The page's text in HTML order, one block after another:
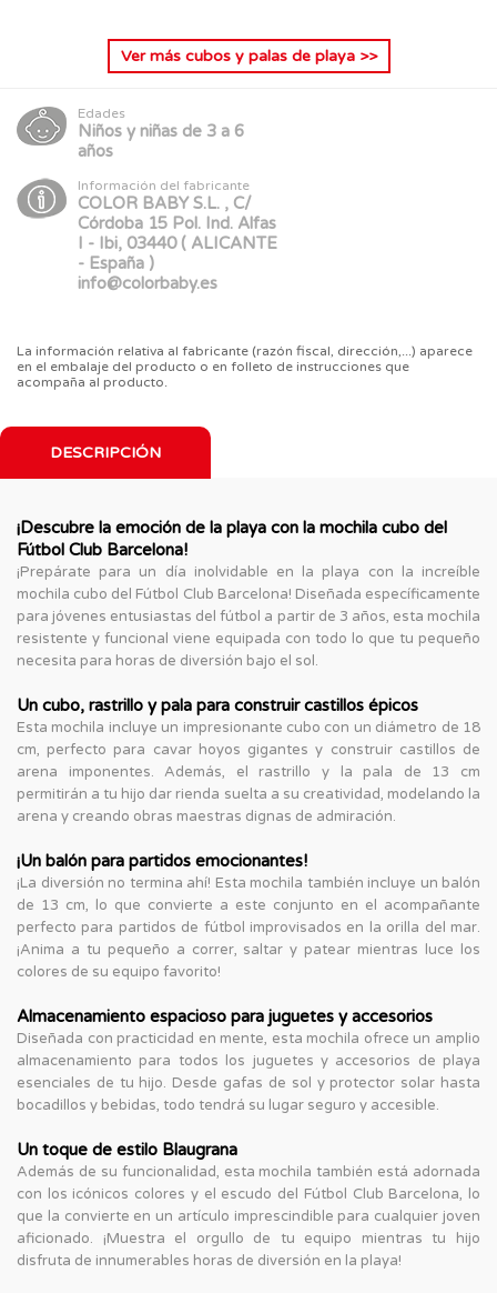
Ver más cubos y palas de playa>>
Edades
Niños y niñas de 3 a 6
años
Información del fabricante
COLOR BABY S.L. , C/
Córdoba 15 Pol. Ind. Alfas
I - Ibi, 03440 ( ALICANTE
- España )
info@colorbaby.es
La información relativa al fabricante (razón fiscal, dirección,...) aparece
en el embalaje del producto o en folleto de instrucciones que
acompaña al producto.
DESCRIPCIÓN
¡Descubre la emoción de la playa con la mochila cubo del
Fútbol Club Barcelona!
¡Prepárate para un día inolvidable en la playa con la increíble
mochila cubo del Fútbol Club Barcelona! Diseñada específicamente
para jóvenes entusiastas del fútbol a partir de 3 años, esta mochila
resistente y funcional viene equipada con todo lo que tu pequeño
necesita para horas de diversión bajo el sol.
Un cubo, rastrillo y pala para construir castillos épicos
Esta mochila incluye un impresionante cubo con un diámetro de 18
cm, perfecto para cavar hoyos gigantes y construir castillos de
arena imponentes. Además, el rastrillo y la pala de 13 cm
permitirán a tu hijo dar rienda suelta a su creatividad, modelando la
arena y creando obras maestras dignas de admiración.
¡Un balón para partidos emocionantes!
¡La diversión no termina ahí! Esta mochila también incluye un balón
de 13 cm, lo que convierte a este conjunto en el acompañante
perfecto para partidos de fútbol improvisados en la orilla del mar.
¡Anima a tu pequeño a correr, saltar y patear mientras luce los
colores de su equipo favorito!
Almacenamiento espacioso para juguetes y accesorios
Diseñada con practicidad en mente, esta mochila ofrece un amplio
almacenamiento para todos los juguetes y accesorios de playa
esenciales de tu hijo. Desde gafas de sol y protector solar hasta
bocadillos y bebidas, todo tendrá su lugar seguro y accesible.
Un toque de estilo Blaugrana
Además de su funcionalidad, esta mochila también está adornada
con los icónicos colores y el escudo del Fútbol Club Barcelona, lo
que la convierte en un artículo imprescindible para cualquier joven
aficionado. ¡Muestra el orgullo de tu equipo mientras tu hijo
disfruta de innumerables horas de diversión en la playa!